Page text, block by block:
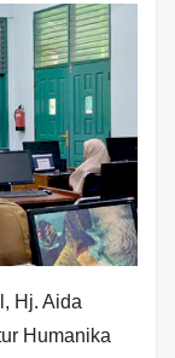
Hj. Aida
Humanika